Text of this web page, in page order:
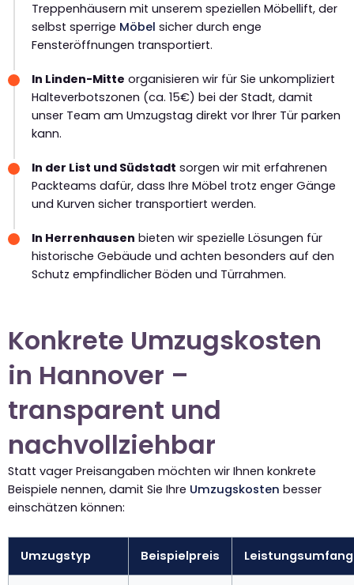
Treppenhäusern mit unserem speziellen Möbellift, der
selbst sperrige Möbel sicher durch enge
Fensteröffnungen transportiert.
In Linden-Mitte organisieren wir für Sie unkompliziert
Halteverbotszonen (ca. 15€) bei der Stadt, damit
unser Team am Umzugstag direkt vor Ihrer Tür parken
kann.
In der List und Südstadt sorgen wir mit erfahrenen
Packteams dafür, dass Ihre Möbel trotz enger Gänge
und Kurven sicher transportiert werden.
In Herrenhausen bieten wir spezielle Lösungen für
historische Gebäude und achten besonders auf den
Schutz empfindlicher Böden und Türrahmen.
Konkrete Umzugskosten
in Hannover –
transparent und
nachvollziehbar
Statt vager Preisangaben möchten wir Ihnen konkrete
Beispiele nennen, damit Sie Ihre Umzugskosten besser
einschätzen können:
Umzugstyp Beispielpreis Leistungsumfang